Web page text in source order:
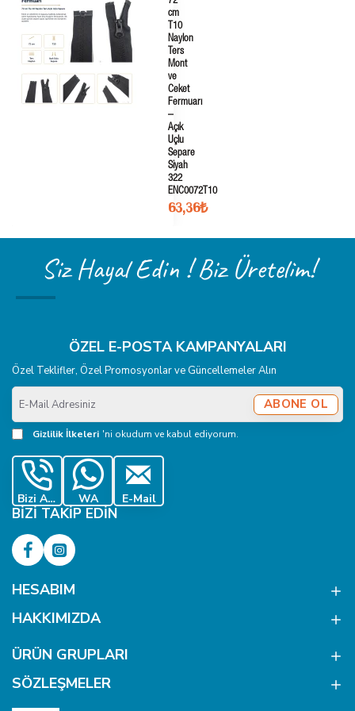
cm
T10
Naylon
Ters
Mont
ve
Ceket
Fermuarı
–
Açık
Uçlu
Separe
Siyah
322
ENC0072T10
63,36₺
Siz Hayal Edin ! Biz Üretelim!
ÖZEL E-POSTA KAMPANYALARI
Özel Teklifler, Özel Promosyonlar ve Güncellemeler Alın
E-
Mail
Adresiniz
ABONE OL
Gizlilik İlkeleri 'ni okudum ve kabul ediyorum.
Bizi Ara WA E-Mail
BIZI TAKIP EDIN
HESABIM
HAKKIMIZDA
ÜRÜN GRUPLARI
SÖZLEŞMELER